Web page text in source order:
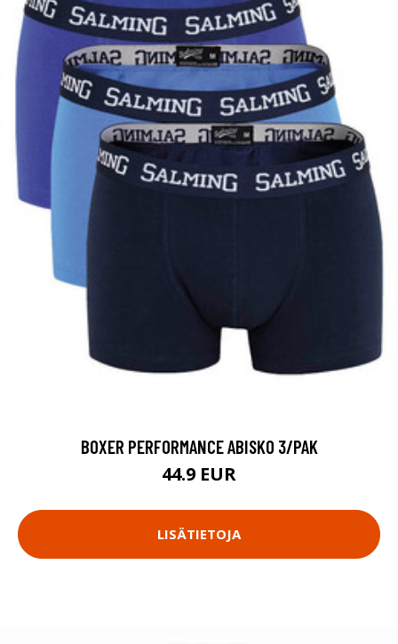
BOXER PERFORMANCE ABISKO 3/PAK
44.9 EUR
LISÄTIETOJA